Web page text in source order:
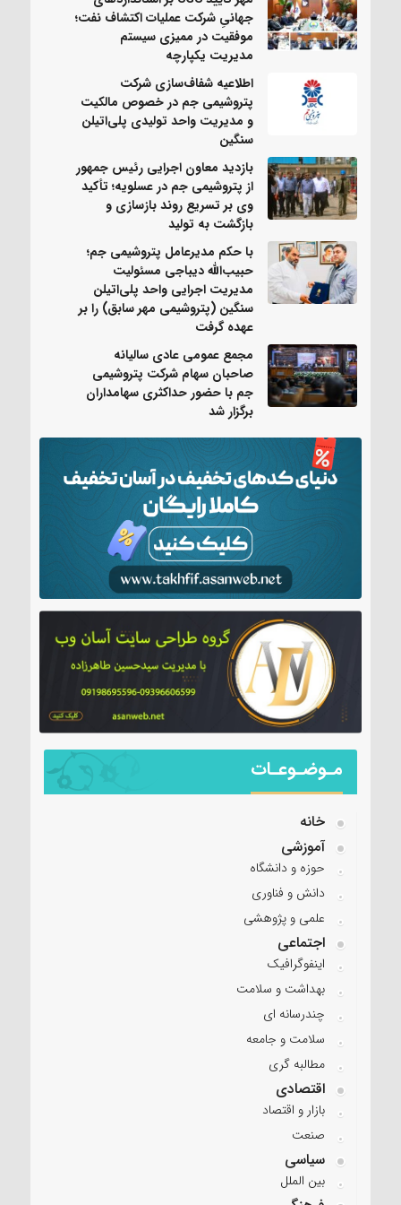
جهانیِ شرکت عملیات اکتشاف نفت؛
موفقیت در ممیزی سیستم
مدیریت یکپارچه
اطلاعیه شفاف‌سازی شرکت
پتروشیمی جم در خصوص مالکیت
و مدیریت واحد تولیدی پلی‌اتیلن
سنگین
بازدید معاون اجرایی رئیس جمهور
از پتروشیمی جم در عسلویه؛ تأکید
وی بر تسریع روند بازسازی و
بازگشت به تولید
با حکم مدیرعامل پتروشیمی جم؛
حبیب‌الله دیباجی مسئولیت
مدیریت اجرایی واحد پلی‌اتیلن
سنگین (پتروشیمی مهر سابق) را بر
عهده گرفت
مجمع عمومی عادی سالیانه
صاحبان سهام شرکت پتروشیمی
جم با حضور حداکثری سهامداران
برگزار شد
مـوضـوعـات
خانه
آموزشی
حوزه و دانشگاه
دانش و فناوری
علمی و پژوهشی
اجتماعی
اینفوگرافیک
بهداشت و سلامت
چندرسانه ای
سلامت و جامعه
مطالبه گری
اقتصادی
بازار و اقتصاد
صنعت
سیاسی
بین الملل